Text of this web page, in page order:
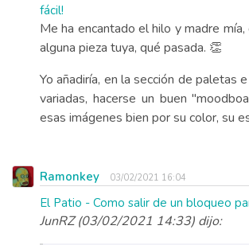
fácil!
Me ha encantado el hilo y madre
alguna pieza tuya, qué pasada. 👏
Yo añadiría, en la sección de paletas
variadas, hacerse un buen
esas imágenes bien por su color, su
Ramonkey 03/02/2021 16:04
El Patio - Como salir de un bloqueo
JunRZ (03/02/2021 14:33) dijo: